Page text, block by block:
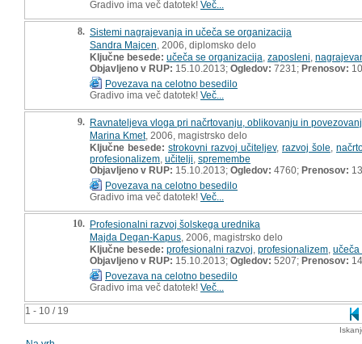
1 - 10 / 19
Gradivo ima več datotek! Več...
8. Sistemi nagrajevanja in učeča se organizacija
Sandra Majcen , 2006, diplomsko delo
Ključne besede: učeča se organizacija zaposleni
Objavljeno v RUP: 15.10.2013; Ogledov: 7231; Prenosov:
Povezava na celotno besedilo
Gradivo ima več datotek! Več...
9. Ravnateljeva vloga pri načrtovanju, oblikovanju in
Marina Kmet, 2006, magistrsko delo
Ključne besede: strokovni razvoj učiteljev, razvoj šole
profesionalizem učitelji spremembe
Objavljeno v RUP: 15.10.2013; Ogledov: 4760; Prenosov:
Povezava na celotno besedilo
Gradivo ima več datotek! Več...
10. Profesionalni razvoj šolskega urednika
Majda Degan-Kapus , 2006, magistrsko delo
Ključne besede: profesionalni razvoj profesionalizem učeča
Objavljeno v RUP: 15.10.2013; Ogledov: 5207; Prenosov:
Povezava na celotno besedilo
Gradivo ima več datotek! Več...